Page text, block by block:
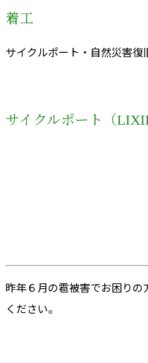
着工
サイクルポート・自然災害復
サイクルポート（
昨年６月の雹被害でお困り
ください。